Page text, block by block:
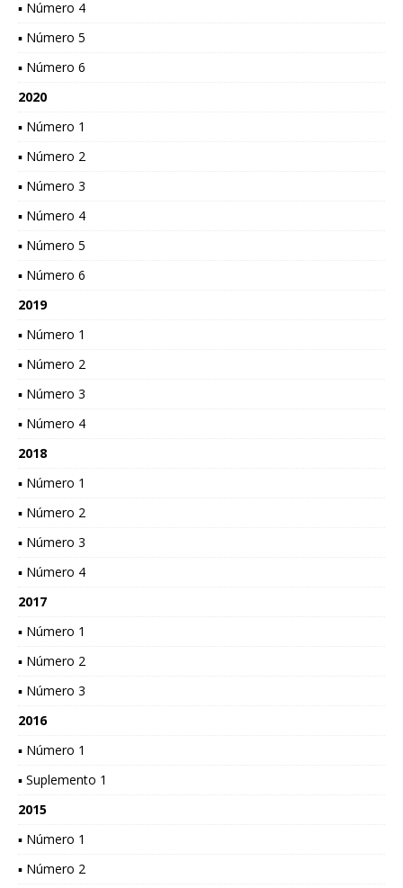
▪ Número 4
▪ Número 5
▪ Número 6
2020
▪ Número 1
▪ Número 2
▪ Número 3
▪ Número 4
▪ Número 5
▪ Número 6
2019
▪ Número 1
▪ Número 2
▪ Número 3
▪ Número 4
2018
▪ Número 1
▪ Número 2
▪ Número 3
▪ Número 4
2017
▪ Número 1
▪ Número 2
▪ Número 3
2016
▪ Número 1
▪ Suplemento 1
2015
▪ Número 1
▪ Número 2